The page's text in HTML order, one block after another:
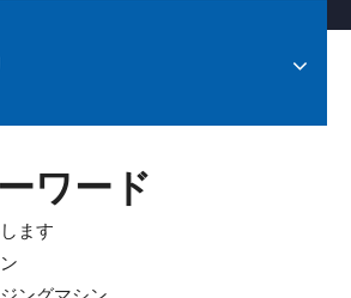
ワード
ます